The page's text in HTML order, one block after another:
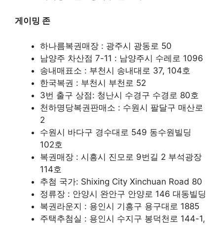
게이밍 존
하나름복권매장 : 광주시 광동로 50
남양주 차산점 7-11 : 남양주시 수레로 1096
송내매표소 : 부천시 송내대로 37, 104호
한국복권 : 부천시 부천로 52
3번 출구 상점: 청난시 수경구 수경로 80호
천하명당복권판매소 : 수원시 팔달구 매산로
2
수원시 바다구 경수대로 549 동수원빌딩
102호
복권매장 : 시흥시 진모로 9번길 2 부석광장
114호
추첨 국가: Shixing City Xinchuan Road 80
정류장 : 안양시 완안구 안양로 146 대동빌딩
복권라운지 : 용인시 기흥구 용구대로 1885
주택추첨실 : 용인시 수지구 봉덕천로 144-1,